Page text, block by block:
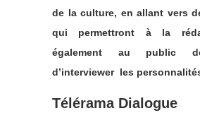
de la culture, en allant vers
qui permettront à la
également au public
d’interviewer les
Télérama Dialogue